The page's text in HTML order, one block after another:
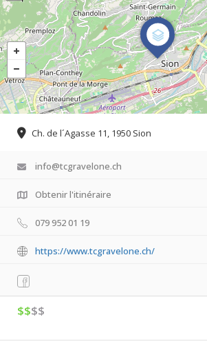
Ch. de l´Agasse 11, 1950 Sion
info@tcgravelone.ch
Obtenir l'itinéraire
079 952 01 19
https://www.tcgravelone.ch/
$$$$